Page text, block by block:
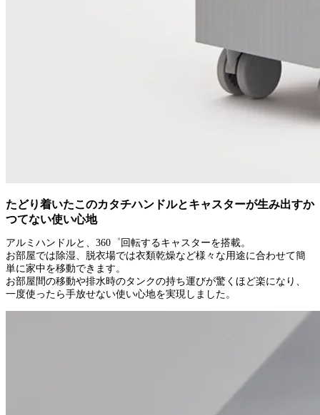
たどり着いたこのカタチハンドルとキャスターが生み出すか
つてない使い心地
アルミハンドルと、360゜回転するキャスターを搭載。
お部屋では除湿、脱衣場では衣類乾燥など様々な用途に合わせて簡
単に家中を移動できます。
お部屋間の移動や排水時のタンクの持ち運びが驚くほど楽になり、
一度使ったら手放せない使い心地を実現しました。